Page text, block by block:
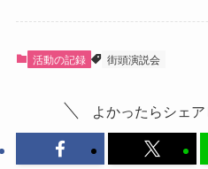
活動の記録 街頭演説会
よかったらシェ